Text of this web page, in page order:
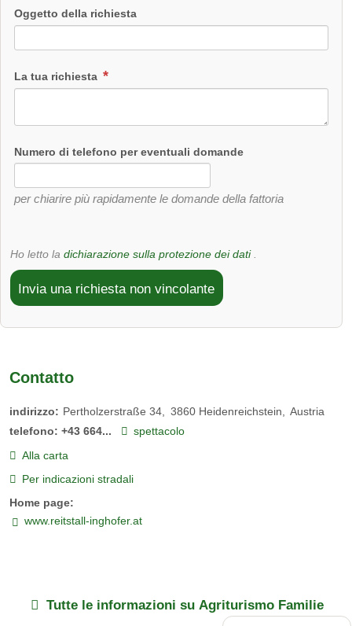
Oggetto della richiesta
La tua richiesta
Numero di telefono per eventuali domande
per chiarire più rapidamente le domande della fattoria
Ho letto la dichiarazione sulla protezione dei dati.
Invia una richiesta non vincolante
Contatto
indirizzo: Pertholzerstraße 34 3860 Heidenreichstein
Austria
telefono: +43 664...
spettacolo
Alla carta
Per indicazioni stradali
Home page:
www.reitstall-inghofer.at
Tutte le informazioni suAgriturismo Familie